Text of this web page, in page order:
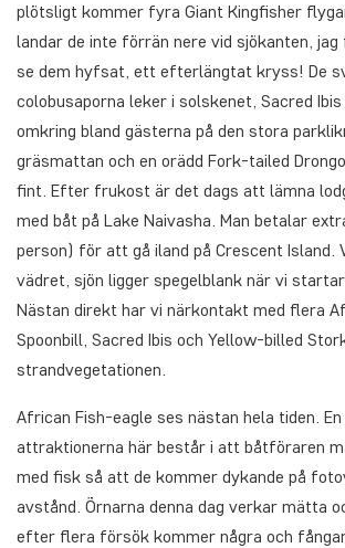
plötsligt kommer fyra Giant Kingfisher
landar de inte förrän nere vid sjökanten, jag
se dem hyfsat, ett efterlängtat kryss! De
colobusaporna leker i solskenet, Sacred
omkring bland gästerna på den stora
gräsmattan och en orädd Fork-tailed
fint. Efter frukost är det dags att lämna
med båt på Lake Naivasha. Man betalar
person) för att gå iland på Crescent Island.
vädret, sjön ligger spegelblank när vi
Nästan direkt har vi närkontakt med flera
Spoonbill, Sacred Ibis och Yellow-billed
strandvegetationen.
African Fish-eagle ses nästan hela tiden.
attraktionerna här består i att båtföraren
med fisk så att de kommer dykande på
avstånd. Örnarna denna dag verkar mätta
efter flera försök kommer några och